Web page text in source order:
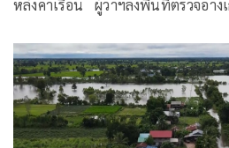
หลังคาเรือน ผู้ว่าฯลงพื้นที่ตรวจอ่าง
น้ำฝนได้สบาย